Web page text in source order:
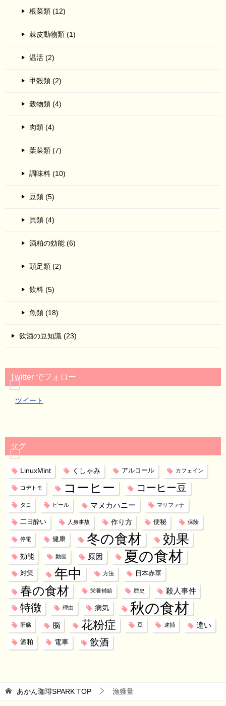
根菜類 (12)
棘皮動物類 (1)
温活 (2)
甲殻類 (2)
穀物類 (4)
肉類 (4)
葉菜類 (7)
調味料 (10)
豆類 (5)
貝類 (4)
酒粕の効能 (6)
頭足類 (2)
飲料 (5)
魚類 (18)
飲酒の豆知識 (23)
Twitter でフォロー
ツイート
タグ
LinuxMint くしゃみ アルコール カフェイン
コデトモ コーヒー コーヒー豆
タコ ビール マヌカハニー マリファナ
二日酔い 人身事故 作り方 便秘 保険
停電 健康 冬の食材 効果
効能 動画 原因 夏の食材
対策 年中 方法 日本赤軍
春の食材 栄養補給 歴史 殺人事件
特徴 理由 病気 秋の食材
肝臓 脳 花粉症 豆 逮捕 違い
酒粕 電車 飲酒
あかん珈琲SPARK TOP 漁獲量